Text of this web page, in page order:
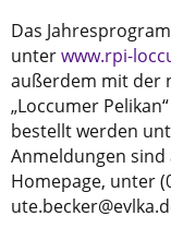
Das
unterwww.rpi-
außerdem mit der
„Loccumer
bestellt werden
Anmeldungen
Homepage, unter